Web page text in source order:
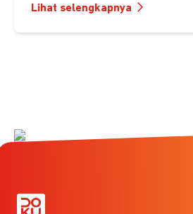
Lihat selengkapnya